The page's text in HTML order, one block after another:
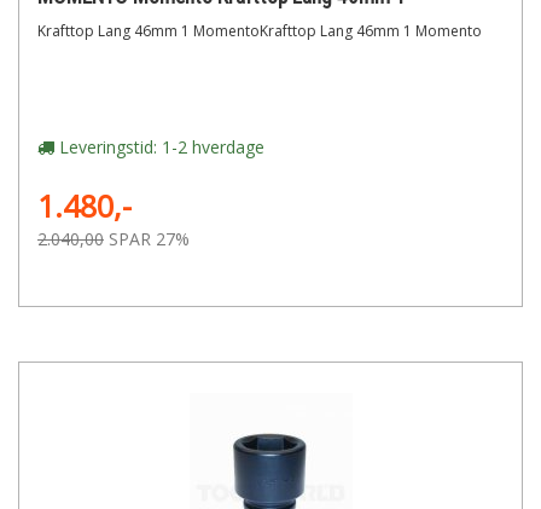
Krafttop Lang 46mm 1 MomentoKrafttop Lang 46mm 1 Momento
Leveringstid: 1-2 hverdage
1.480,-
2.040,00 SPAR 27%